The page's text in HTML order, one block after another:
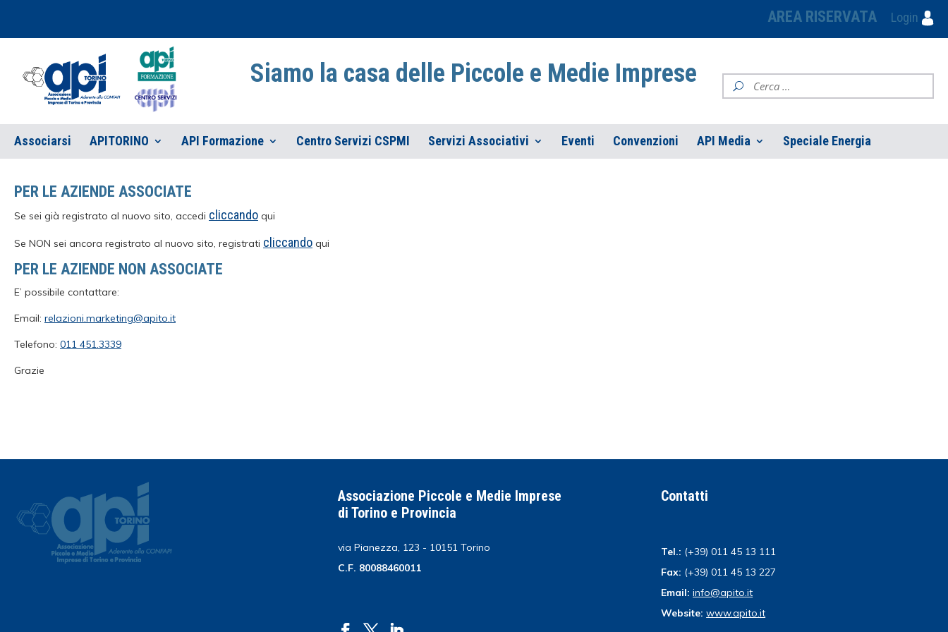
AREA RISERVATA Login
Siamo la casa delle Piccole e Medie Imprese
Associarsi APITORINO API Formazione Centro Servizi CSPMI Servizi Associativi Eventi Convenzioni API Media Speciale Energia
PER LE AZIENDE ASSOCIATE
Se sei già registrato al nuovo sito, accedi cliccando qui
Se NON sei ancora registrato al nuovo sito, registrati cliccando qui
PER LE AZIENDE NON ASSOCIATE
E’ possibile contattare:
Email: relazioni.marketing@apito.it
Telefono: 011 451.3339
Grazie
Associazione Piccole e Medie Imprese
di Torino e Provincia
via Pianezza, 123 - 10151 Torino
C.F. 80088460011
Contatti
Tel.: (+39) 011 45 13 111
Fax: (+39) 011 45 13 227
Email: info@apito.it
Website: www.apito.it